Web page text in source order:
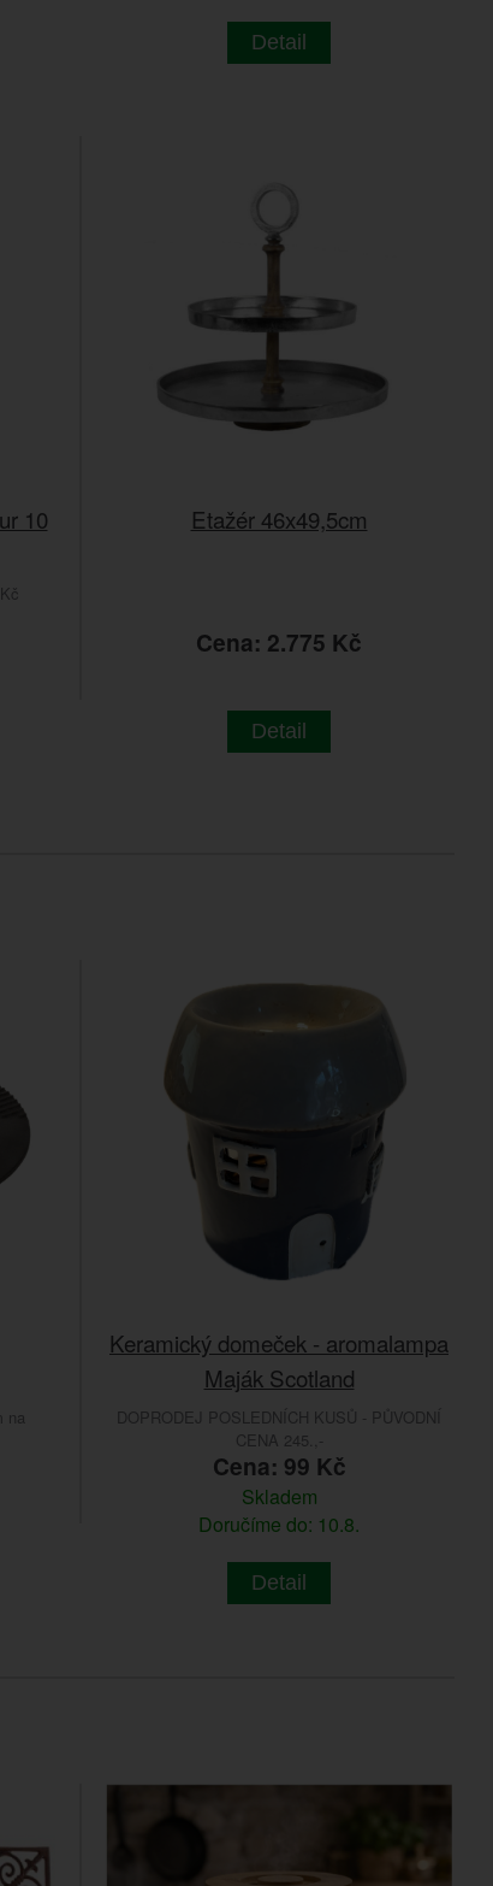
Detail
10
Etažér 46x49,5cm
Cena: 2.775 Kč
Detail
na
Keramický domeček - aromalampa
Maják Scotland
DOPRODEJ POSLEDNÍCH KUSŮ - PŮVODNÍ
CENA 245.,-
Cena: 99 Kč
Skladem
Doručíme do: 10.8.
Detail